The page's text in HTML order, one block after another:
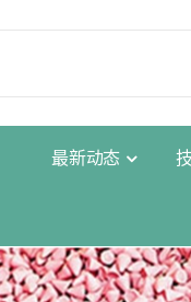
最新动态 技